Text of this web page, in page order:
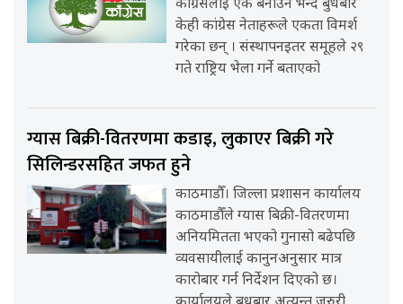
कांग्रेसलाई एक बनाउने भन्दै बुधबार
केही कांग्रेस नेताहरूले एकता विमर्श
गरेका छन् । संस्थापनइतर समूहले २९
गते राष्ट्रिय भेला गर्ने बताएको
ग्यास बिक्री-वितरणमा कडाइ, लुकाएर बिक्री गरे
सिलिन्डरसहित जफत हुने
काठमाडौँ। जिल्ला प्रशासन कार्यालय
काठमाडौँले ग्यास बिक्री-वितरणमा
अनियमितता भएको गुनासो बढेपछि
व्यवसायीलाई कानुनअनुसार मात्र
कारोबार गर्न निर्देशन दिएको छ।